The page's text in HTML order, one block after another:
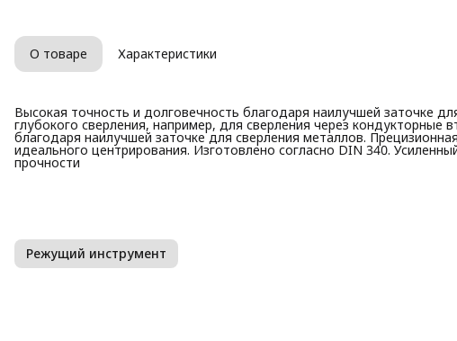
О товаре Характеристики
Высокая точность и долговечность благодаря наилучшей заточке
глубокого сверления, например, для сверления через кондукторные
благодаря наилучшей заточке для сверления металлов.
идеального центрирования. Изготовлено согласно DIN 340.
прочности
Режущий инструмент